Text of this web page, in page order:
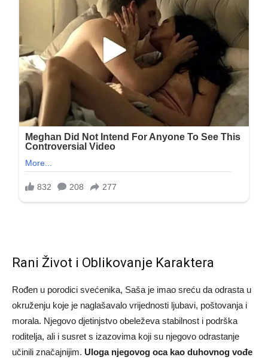
Rani Život i Oblikovanje Karaktera
Rođen u porodici svećenika, Saša je imao sreću da odrasta u
okruženju koje je naglašavalo vrijednosti ljubavi, poštovanja i
morala. Njegovo djetinjstvo obeleževa stabilnost i podrška
roditelja, ali i susret s izazovima koji su njegovo odrastanje
učinili značajnijim. Uloga njegovog oca kao duhovnog vođe